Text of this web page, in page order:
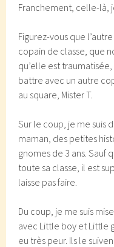
Franchement, celle-là,
Figurez-vous que
copain de classe, que
qu’elle est
battre avec un autre
au square, Mister T.
Sur le coup, je me suis
maman, des petites
gnomes de 3 ans. Sauf
toute sa classe, il est
laisse pas faire.
Du coup, je me suis
avec Little boy et Little
eu très peur. Ils le